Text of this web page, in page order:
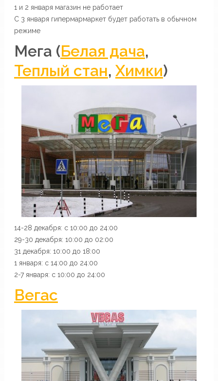
1 и 2 января магазин не работает
С 3 января гипермармаркет будет работать в обычном
режиме
Мега (Белая дача,
Теплый стан, Химки)
14-28 декабря: с 10:00 до 24:00
29-30 декабря: 10:00 до 02:00
31 декабря: 10:00 до 18:00
1 января: с 14:00 до 24:00
2-7 января: с 10:00 до 24:00
Вегас